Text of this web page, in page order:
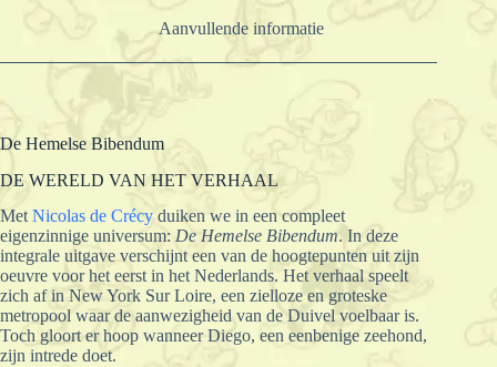
Aanvullende informatie
De Hemelse Bibendum
DE WERELD VAN HET VERHAAL
Met Nicolas de Crécy duiken we in een compleet
eigenzinnige universum: De Hemelse Bibendum. In deze
integrale uitgave verschijnt een van de hoogtepunten uit zijn
oeuvre voor het eerst in het Nederlands. Het verhaal speelt
zich af in New York Sur Loire, een zielloze en groteske
metropool waar de aanwezigheid van de Duivel voelbaar is.
Toch gloort er hoop wanneer Diego, een eenbenige zeehond,
zijn intrede doet.